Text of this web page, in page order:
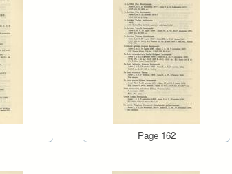
Page 162